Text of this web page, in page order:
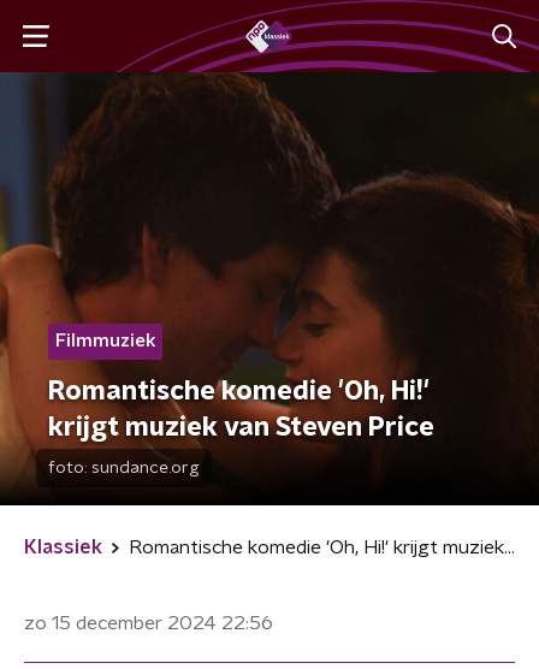
Filmmuziek
Romantische komedie 'Oh, Hi!'
krijgt muziek van Steven Price
foto: sundance.org
Klassiek Romantische komedie 'Oh, Hi!' krijgt muziek van Steven Price
zo 15 december 2024 22:56